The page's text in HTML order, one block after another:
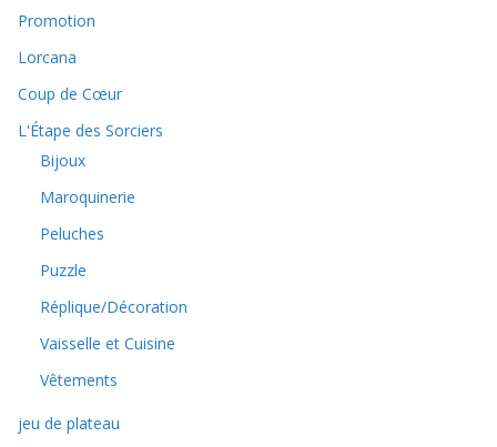
Promotion
Lorcana
Coup de Cœur
L'Étape des Sorciers
Bijoux
Maroquinerie
Peluches
Puzzle
Réplique/Décoration
Vaisselle et Cuisine
Vêtements
jeu de plateau